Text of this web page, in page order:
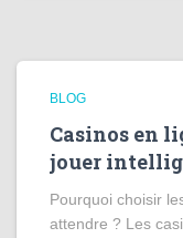
BLOG
Casinos en
jouer
Pourquoi choisir
attendre ? Les